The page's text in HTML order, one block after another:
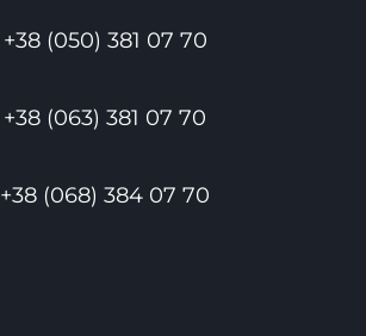
+38 (050) 381 07 70
+38 (063) 381 07 70
+38 (068) 384 07 70